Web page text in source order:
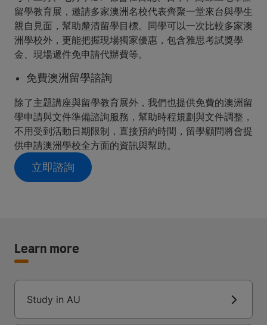
留學教育展，邀請多家澳洲名校代表齊聚一堂來台與學生
親自見面，幫助釐清留學目標。同學可以一次比較多家澳
洲學校外，更能把握現場獨家優惠，包含雅思考試獎學
金、現場遞件免申請代辦費等。
免費澳洲留學諮詢
除了主題講座與留學教育展外，我們也提供免費的澳洲留
學申請與文件準備諮詢服務，幫助時程規劃與文件調整，
不用受到活動日期限制，直接預約時間，留學顧問將會提
供申請澳洲學校全方面的資訊與幫助。
立即諮詢
Learn more
Study in AU